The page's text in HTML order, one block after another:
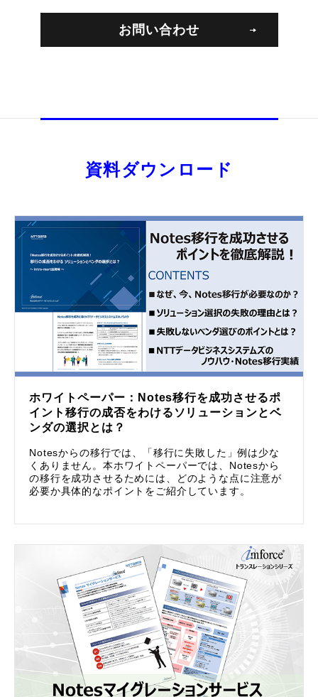
お問い合わせ
資料ダウンロード
ホワイトペーパー：Notes移行を成功させるポ
イント移行の成否をわけるソリューションとベ
ンダの選択とは？
Notesからの移行では、「移行に失敗した」例は少な
くありません。本ホワイトペーパーでは、Notesから
の移行を成功させるためには、どのような点に注意が
必要か具体的なポイントをご紹介しています。